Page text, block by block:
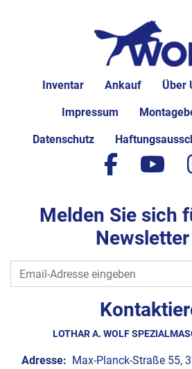
Inventar Ankauf Über
Impressum
Datenschutz
LOTHAR A. WOLF
Adresse: Max-Planck-Straße 55,
Melden Sie sich